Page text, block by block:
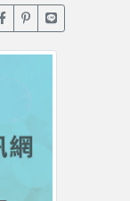
臉書分享(另開新視窗)
噗浪分享(另開新
Line分享(另